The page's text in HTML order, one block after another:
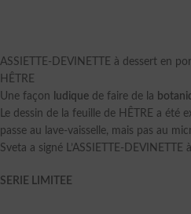
ASSIETTE-DEVINETTE à dessert en
HÊTRE
Une façon
ludique de faire de la
Le dessin de la feuille de HÊTRE a été
passe au lave-vaisselle, mais pas au
Sveta a signé L’ASSIETTE-
SERIE LIMITEE